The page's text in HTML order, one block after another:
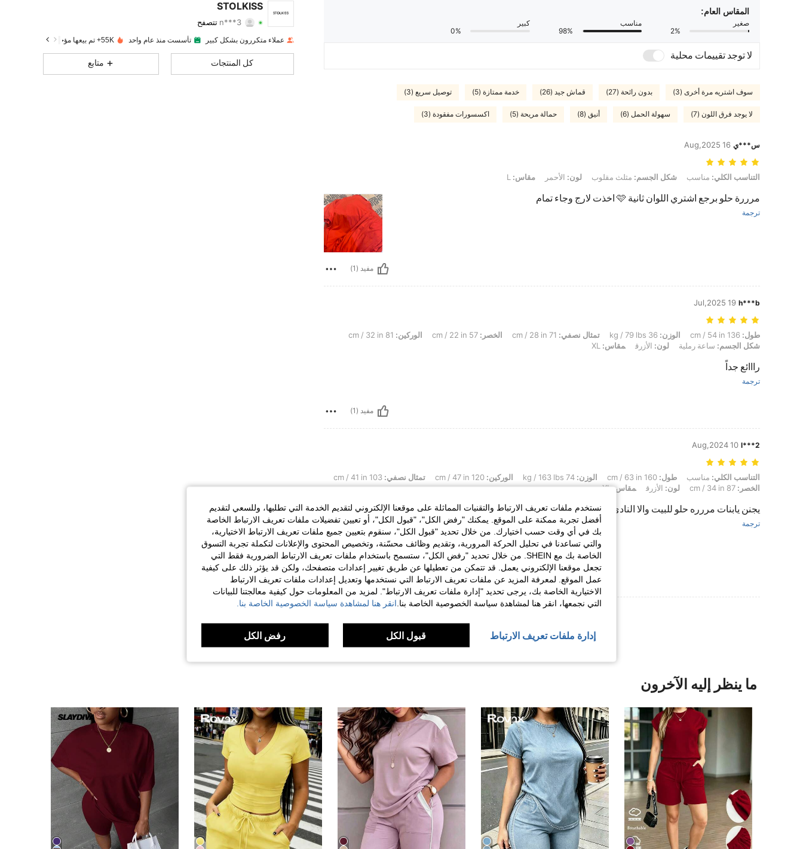
المقاس العام:
صغير
2%
مناسب
98%
كبير
0%
لا توجد تقييمات محلية
سوف اشتريه مرة أخرى (3) بدون رائحة (27) قماش جيد (26) خدمة ممتازة (5) توصيل سريع (3)
لا يوجد فرق اللون (7) سهولة الحمل (6) أنيق (8) حمالة مريحة (5) اكسسورات مفقودة (3)
س***ي 16 Aug,2025
التناسب الكلي: مناسب, شكل الجسم: مثلث مقلوب, لون: الأحمر, مقاس: L
التناسب الكلي: مناسب شكل الجسم: مثلث مقلوب لون: الأحمر مقاس:
مرررة حلو برجع اشتري اللوان ثانية 🩷 اخذت لارج وجاء تمام
ترجمة
مفيد (1)
h***b
19 Jul,2025
طول: 136 cm / 54 in, الوزن: 36 kg / 79 lbs, تمثال نصفي: 71 cm / 28 in, الخصر: 57 cm / 22 in, الوركين: 81 cm / 32 in, شكل الجسم: ساعة رملية, لون: الأزرق, مقاس: XL
طول: الوزن: تمثال نصفي: الخصر: الوركين:
شكل الجسم: ساعة رملية لون: الأزرق مقاس:
رااائع جداً
ترجمة
مفيد (1)
l***2
10 Aug,2024
التناسب الكلي: مناسب, طول: 160 cm / 63 in, الوزن: 74 kg / 163 lbs, الوركين: 120 cm / 47 in, تمثال نصفي: 103 cm / 41 in, الخصر: 87 cm / 34 in, لون: الأزرق, مقاس: XL
التناسب الكلي: مناسب طول: الوزن: الوركين: تمثال نصفي:
الخصر:
لون: الأزرق مقاس:XL
يجنن يابنات مررره حلو للبيت والا النادي
ترجمة
مفيد (0)
عرض المزيد من المراجعات
STOLKISS
n***3
4.92 تقييم 68قطع
4.92
68
4.9K
عملاء متكررون بشكل كبير تأسست منذ عام واحد 55K+ تم بيعها مؤخرًا
كل المنتجات متابع
ما ينظر إليه الآخرون
نستخدم ملفات تعريف الارتباط والتقنيات المماثلة على موقعنا الإلكتروني لتقديم الخدمة التي تطلبها، وللسعي لتقديم
أفضل تجربة ممكنة على الموقع. يمكنك "رفض الكل"، "قبول الكل"، أو تعيين تفضيلات ملفات تعريف الارتباط الخاصة
بك في أي وقت حسب اختيارك. من خلال تحديد "قبول الكل"، سنقوم بتعيين جميع ملفات تعريف الارتباط الاختيارية،
والتي تساعدنا في تحليل الحركة المرورية، وتقديم وظائف محسّنة، وتخصيص المحتوى والإعلانات لتكملة تجربة التسوق
الخاصة بك مع SHEIN. من خلال تحديد "رفض الكل"، ستسمح باستخدام ملفات تعريف الارتباط الضرورية فقط التي
تجعل موقعنا الإلكتروني يعمل. قد تتمكن من تعطيلها عن طريق تغيير إعدادات متصفحك، ولكن قد يؤثر ذلك على كيفية
عمل الموقع. لمعرفة المزيد عن ملفات تعريف الارتباط التي نستخدمها وتعديل إعدادات ملفات تعريف الارتباط
الاختيارية الخاصة بك، يرجى تحديد "إدارة ملفات تعريف الارتباط". لمزيد من المعلومات حول كيفية معالجتنا للبيانات
التي نجمعها، انقر هنا لمشاهدة سياسة الخصوصية الخاصة بنا. انقر هنا لمشاهدة سياسة الخصوصية الخاصة بنا.
إدارة ملفات تعريف الارتباط قبول الكل رفض الكل